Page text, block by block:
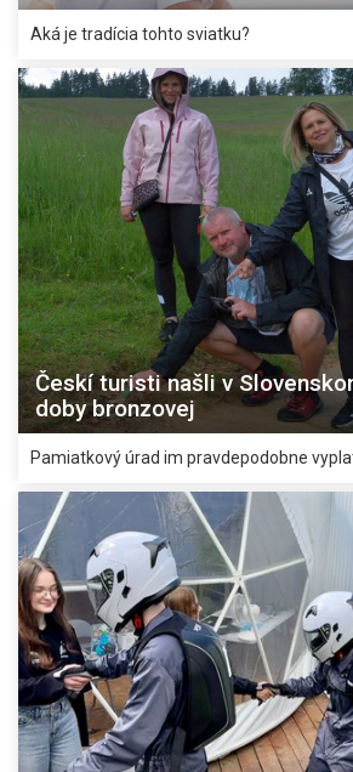
Aká je tradícia tohto sviatku?
Českí turisti našli v
doby bronzovej
Pamiatkový úrad im pravdepodobne